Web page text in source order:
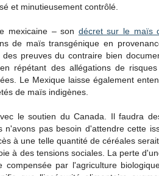
et minutieusement contrôlé.
mexicaine – son décret sur le maïs
de maïs transgénique en
preuves du contraire bien
répétant des allégations de
Le Mexique laisse également
de maïs indigènes.
le soutien du Canada. Il faudra
n'avons pas besoin d'attendre cette
à une telle quantité de céréales
à des tensions sociales. La perte
par l'agriculture